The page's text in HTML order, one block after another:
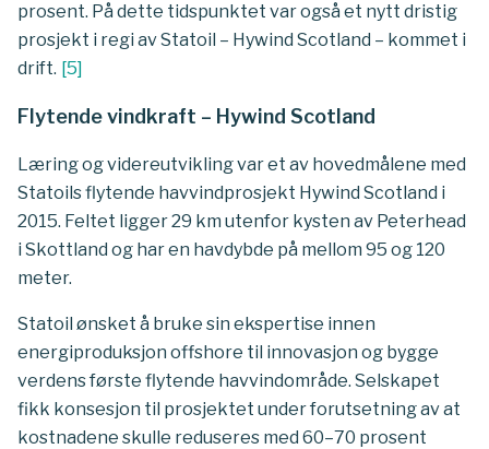
prosent. På dette tidspunktet var også et nytt dristig
prosjekt i regi av Statoil – Hywind Scotland – kommet i
drift. [5]
Flytende vindkraft – Hywind Scotland
Læring og videreutvikling var et av hovedmålene med
Statoils flytende havvindprosjekt Hywind Scotland i
2015. Feltet ligger 29 km utenfor kysten av Peterhead
i Skottland og har en havdybde på mellom 95 og 120
meter.
Statoil ønsket å bruke sin ekspertise innen
energiproduksjon offshore til innovasjon og bygge
verdens første flytende havvindområde. Selskapet
fikk konsesjon til prosjektet under forutsetning av at
kostnadene skulle reduseres med 60–70 prosent